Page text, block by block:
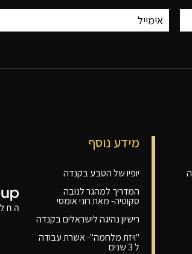
מידע נוסף
יופיו של הטבע בקנדה
המדריך למהגר לנובה
סקוטיה- מאת רוני אומסי
רישיון נהיגה לישראלים בקנדה
"ויזת מלחמה"- אשרת עבודה
ל 3 שנים